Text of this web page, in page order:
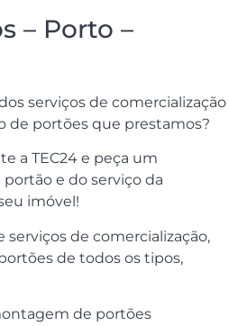
– Porto –
serviços de comercialização
de portões que prestamos?
a TEC24 e peça um
e do serviço da
imóvel!
serviços de comercialização,
de todos os tipos,
de portões